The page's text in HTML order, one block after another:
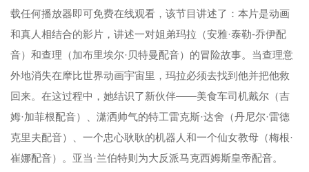
载任何播放器即可免费在线观看，该节目讲述了：本片是动画
和真人相结合的影片，讲述一对姐弟玛拉（安雅·泰勒-乔伊配
音）和查理（加布里埃尔·贝特曼配音）的冒险故事。当查理意
外地消失在摩比世界动画宇宙里，玛拉必须去找到他并把他救
回来。在这过程中，她结识了新伙伴——美食车司机戴尔（吉
姆·加菲根配音）、潇洒帅气的特工雷克斯·达舍（丹尼尔·雷德
克里夫配音）、一个忠心耿耿的机器人和一个仙女教母（梅根·
崔娜配音）。亚当·兰伯特则为大反派马克西姆斯皇帝配音。